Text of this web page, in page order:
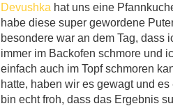
Devushka hat uns eine
habe diese super gewordene
besondere war an dem Tag, dass
immer im Backofen schmore und
einfach auch im Topf schmoren
hatte, haben wir es gewagt und
bin echt froh, dass das Ergebnis